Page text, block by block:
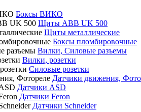
Боксы ВИКО
Щиты ABB UK 500
Щиты металлические
Боксы пломбировочные
Вилки, Силовые разъемы
Вилки, розетки
Силовые розетки
Датчики движения,
Датчики ASD
Датчики Feron
Датчики Schneider